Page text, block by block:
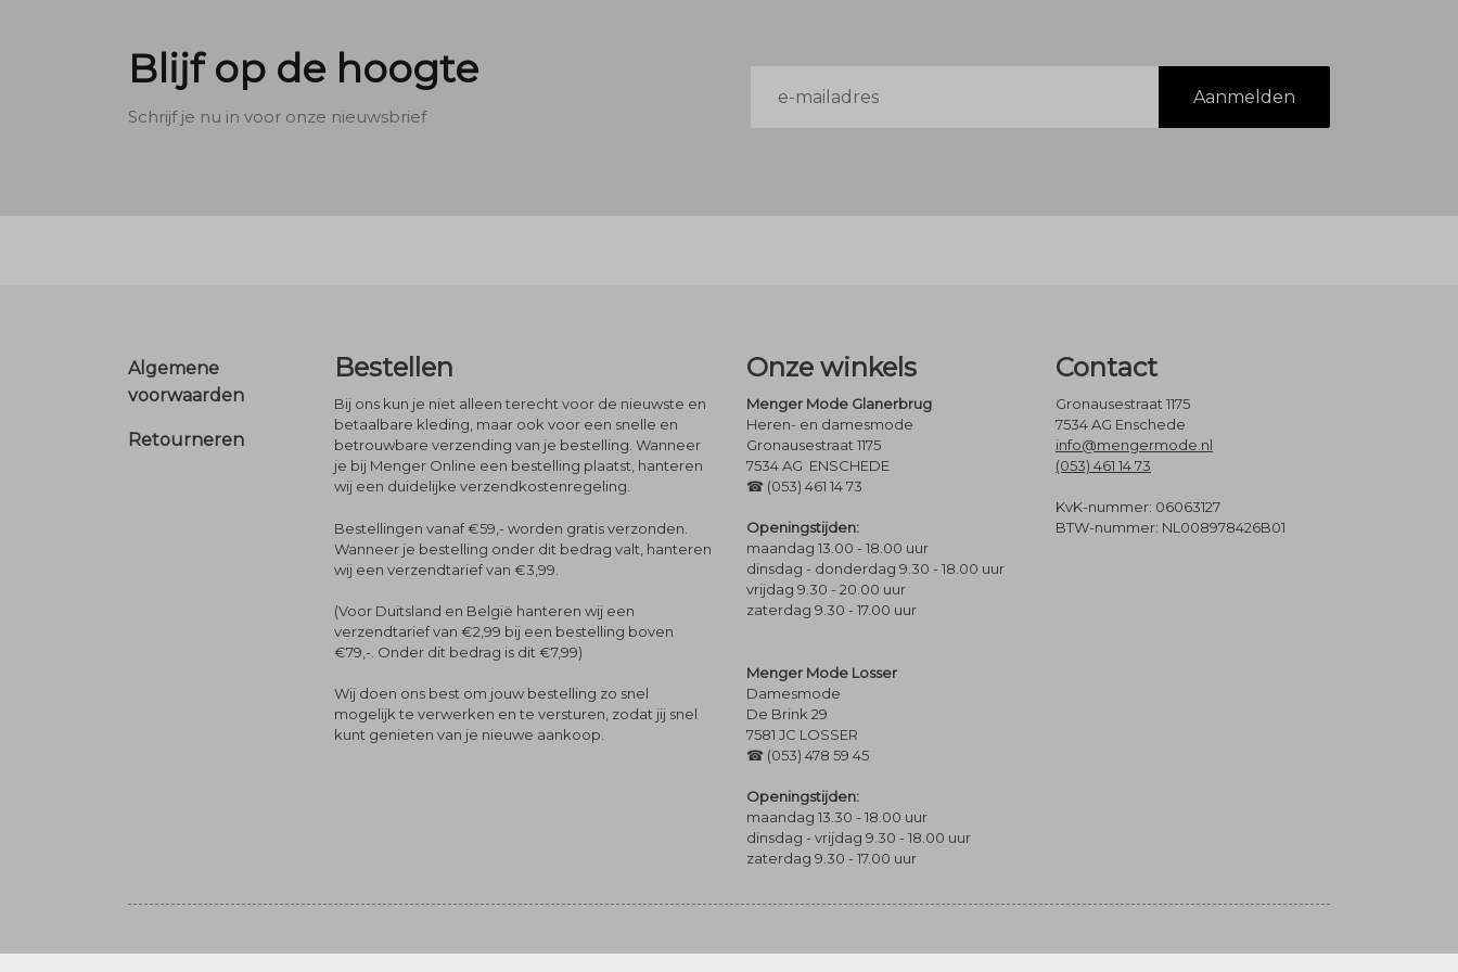
Blijf op de hoogte
Schrijf je nu in voor onze nieuwsbrief
mailadres
Aanmelden
Footer
Algemene
voorwaarden
Retourneren
Bestellen
Bij ons kun je niet alleen terecht voor de nieuwste en
betaalbare kleding, maar ook voor een snelle en
betrouwbare verzending van je bestelling. Wanneer
je bij Menger Online een bestelling plaatst, hanteren
wij een duidelijke verzendkostenregeling.
Bestellingen vanaf €59,- worden gratis verzonden.
Wanneer je bestelling onder dit bedrag valt, hanteren
wij een verzendtarief van €3,99.
(Voor Duitsland en België hanteren wij een
verzendtarief van €2,99 bij een bestelling boven
€79,-. Onder dit bedrag is dit €7,99)
Wij doen ons best om jouw bestelling zo snel
mogelijk te verwerken en te versturen, zodat jij snel
kunt genieten van je nieuwe aankoop.
Onze winkels
Menger Mode Glanerbrug
Heren- en damesmode
Gronausestraat 1175
7534 AG ENSCHEDE
☎ (053) 461 14 73
Openingstijden:
maandag 13.00 - 18.00 uur
dinsdag - donderdag 9.30 - 18.00 uur
vrijdag 9.30 - 20.00 uur
zaterdag 9.30 - 17.00 uur
Menger Mode Losser
Damesmode
De Brink 29
7581 JC LOSSER
☎ (053) 478 59 45
Openingstijden:
maandag 13.30 - 18.00 uur
dinsdag - vrijdag 9.30 - 18.00 uur
zaterdag 9.30 - 17.00 uur
Contact
Gronausestraat 1175
7534 AG Enschede
info@mengermode.nl
(053) 461 14 73
KvK-nummer: 06063127
BTW-nummer: NL008978426B01